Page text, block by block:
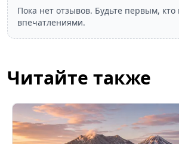
Пока нет отзывов. Будьте первым, кто
впечатлениями.
Читайте также